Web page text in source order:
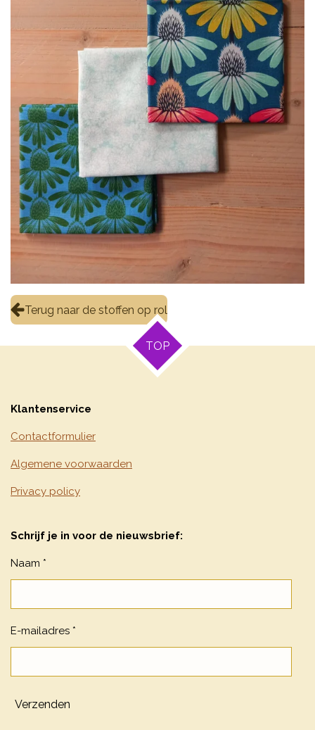
Terug naar de stoffen op rol
TOP
Klantenservice
Contactformulier
Algemene voorwaarden
Privacy policy
Schrijf je in voor de nieuwsbrief:
Naam *
E-mailadres *
Verzenden